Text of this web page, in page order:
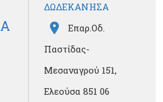
ΔΩΔΕΚΑΝΗΣΑ
Επαρ.Οδ.
Παστίδας-
Μεσαναγρού 151,
Ελεούσα 851 06